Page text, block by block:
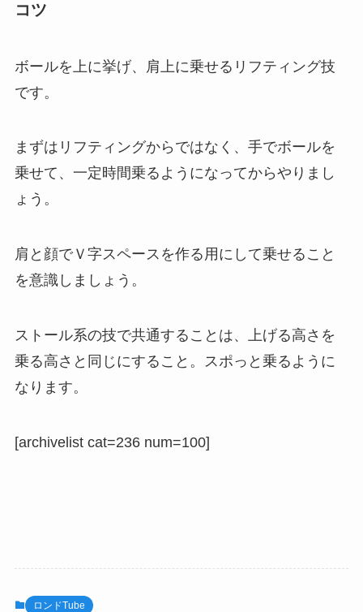
コツ
ボールを上に挙げ、肩上に乗せるリフティング技
です。
まずはリフティングからではなく、手でボールを
乗せて、一定時間乗るようになってからやりまし
ょう。
肩と顔でＶ字スペースを作る用にして乗せること
を意識しましょう。
ストール系の技で共通することは、上げる高さを
乗る高さと同じにすること。スポっと乗るように
なります。
[archivelist cat=236 num=100]
ロンドTube